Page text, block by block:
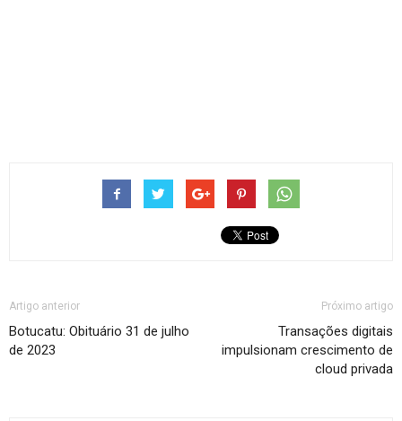
Artigo anterior
Botucatu: Obituário 31 de julho
de 2023
Próximo artigo
Transações digitais
impulsionam crescimento de
cloud privada